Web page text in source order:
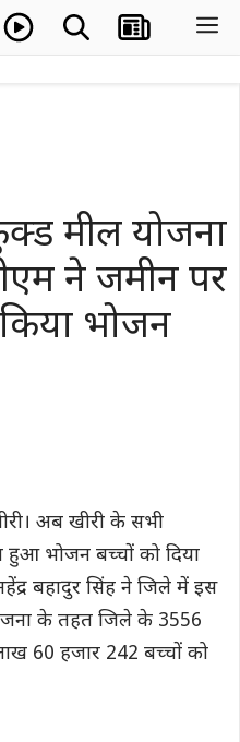
मील योजना
ने जमीन पर
भोजन
अब खीरी के सभी
हुआ भोजन बच्चों को दिया
बहादुर सिंह ने जिले में इस
के तहत जिले के 3556
60 हजार 242 बच्चों को